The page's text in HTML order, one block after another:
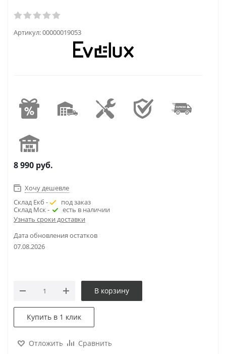
Артикул:00000019053
8 990 руб.
Хочу дешевле
Склад Екб -
под заказ
Склад Мск -
есть в наличии
Узнать сроки доставки
Дата обновления остатков
07.08.2026
В корзину
Купить в 1 клик
Отложить Сравнить